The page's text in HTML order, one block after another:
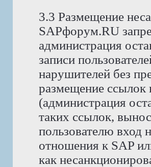
3.3 Размещение
SAPфорум.RU
администрация
записи
нарушителей без
размещение ссылок
(администрация
таких ссылок,
пользователю вход
отношения к SAP
как